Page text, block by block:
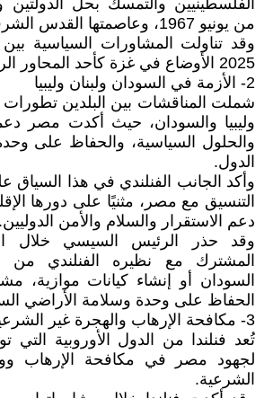
الفلسطينيين والتمسك بحل
من يونيو 1967، وعاصمتها القدس الشرقية.
وقد تناولت المشاورات السياسية بين
2025 الأوضاع في غزة كأحد المحاور الرئيسية.
2- الأزمة في السودان ولبنان وليبيا
شملت المناقشات بين البلدين تطورات
وليبيا والسودان، حيث أكدت مصر
والحلول السياسية، والحفاظ على
الدول.
وأكد الجانب الفنلندي في هذا السياق
التنسيق مع مصر، مثنيًا على دورها
دعم الاستقرار والسلام والأمن الدوليين.
وقد حذر الرئيس السيسي خلال
المشترك مع نظيره الفنلندي من
السودان أو إنشاء كيانات موازية،
الحفاظ على وحدة وسلامة الأراضي
3- مكافحة الإرهاب والهجرة غير الشرعية
تُعد فنلندا من الدول الأوروبية التي
لجهود مصر في مكافحة الإرهاب
الشرعية.